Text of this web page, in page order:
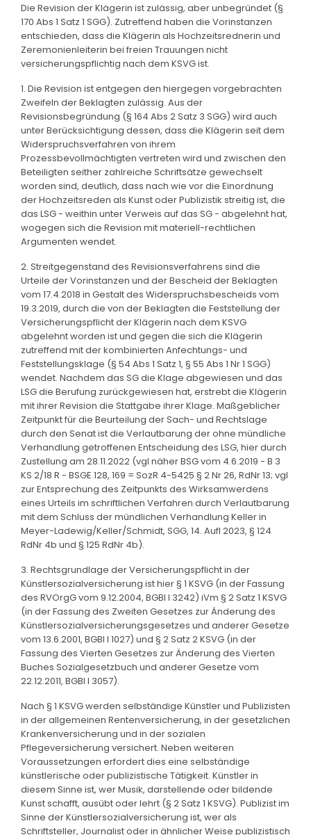
Die Revision der Klägerin ist zulässig, aber unbegründet (§
170 Abs 1 Satz 1 SGG). Zutreffend haben die Vorinstanzen
entschieden, dass die Klägerin als Hochzeitsrednerin und
Zeremonienleiterin bei freien Trauungen nicht
versicherungspflichtig nach dem KSVG ist.
1. Die Revision ist entgegen den hiergegen vorgebrachten
Zweifeln der Beklagten zulässig. Aus der
Revisionsbegründung (§ 164 Abs 2 Satz 3 SGG) wird auch
unter Berücksichtigung dessen, dass die Klägerin seit dem
Widerspruchsverfahren von ihrem
Prozessbevollmächtigten vertreten wird und zwischen den
Beteiligten seither zahlreiche Schriftsätze gewechselt
worden sind, deutlich, dass nach wie vor die Einordnung
der Hochzeitsreden als Kunst oder Publizistik streitig ist, die
das LSG - weithin unter Verweis auf das SG - abgelehnt hat,
wogegen sich die Revision mit materiell-rechtlichen
Argumenten wendet.
2. Streitgegenstand des Revisionsverfahrens sind die
Urteile der Vorinstanzen und der Bescheid der Beklagten
vom 17.4.2018 in Gestalt des Widerspruchsbescheids vom
19.3.2019, durch die von der Beklagten die Feststellung der
Versicherungspflicht der Klägerin nach dem KSVG
abgelehnt worden ist und gegen die sich die Klägerin
zutreffend mit der kombinierten Anfechtungs- und
Feststellungsklage (§ 54 Abs 1 Satz 1, § 55 Abs 1 Nr 1 SGG)
wendet. Nachdem das SG die Klage abgewiesen und das
LSG die Berufung zurückgewiesen hat, erstrebt die Klägerin
mit ihrer Revision die Stattgabe ihrer Klage. Maßgeblicher
Zeitpunkt für die Beurteilung der Sach- und Rechtslage
durch den Senat ist die Verlautbarung der ohne mündliche
Verhandlung getroffenen Entscheidung des LSG, hier durch
Zustellung am 28.11.2022 (vgl näher BSG vom 4.6.2019 - B 3
KS 2/18 R - BSGE 128, 169 = SozR 4-5425 § 2 Nr 26, RdNr 13; vgl
zur Entsprechung des Zeitpunkts des Wirksamwerdens
eines Urteils im schriftlichen Verfahren durch Verlautbarung
mit dem Schluss der mündlichen Verhandlung Keller in
Meyer-Ladewig/Keller/Schmidt, SGG, 14. Aufl 2023, § 124
RdNr 4b und § 125 RdNr 4b).
3. Rechtsgrundlage der Versicherungspflicht in der
Künstlersozialversicherung ist hier § 1 KSVG (in der Fassung
des RVOrgG vom 9.12.2004, BGBl I 3242) iVm § 2 Satz 1 KSVG
(in der Fassung des Zweiten Gesetzes zur Änderung des
Künstlersozialversicherungsgesetzes und anderer Gesetze
vom 13.6.2001, BGBl I 1027) und § 2 Satz 2 KSVG (in der
Fassung des Vierten Gesetzes zur Änderung des Vierten
Buches Sozialgesetzbuch und anderer Gesetze vom
22.12.2011, BGBl I 3057).
Nach § 1 KSVG werden selbständige Künstler und Publizisten
in der allgemeinen Rentenversicherung, in der gesetzlichen
Krankenversicherung und in der sozialen
Pflegeversicherung versichert. Neben weiteren
Voraussetzungen erfordert dies eine selbständige
künstlerische oder publizistische Tätigkeit. Künstler in
diesem Sinne ist, wer Musik, darstellende oder bildende
Kunst schafft, ausübt oder lehrt (§ 2 Satz 1 KSVG). Publizist im
Sinne der Künstlersozialversicherung ist, wer als
Schriftsteller, Journalist oder in ähnlicher Weise publizistisch